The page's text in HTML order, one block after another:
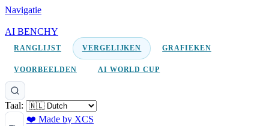
Navigatie
AI BENCHY
RANGLIJST VERGELIJKEN GRAFIEKEN
VOORBEELDEN AI WORLD CUP
Taal:
❤️ Made by XCS